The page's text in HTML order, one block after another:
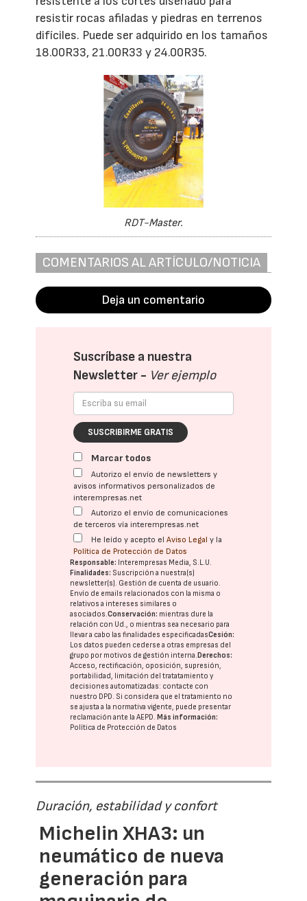
resistir rocas afiladas y piedras en terrenos
difíciles. Puede ser adquirido en los tamaños
18.00R33, 21.00R33 y 24.00R35.
RDT-Master.
COMENTARIOS AL ARTÍCULO/NOTICIA
Deja un comentario
Suscríbase a nuestra
Newsletter - Ver ejemplo
SUSCRIBIRME GRATIS
Marcar todos
Autorizo el envío de newsletters y
avisos informativos personalizados de
interempresas.net
Autorizo el envío de comunicaciones
de terceros vía interempresas.net
He leído y acepto elAviso Legal y la
Política de Protección de Datos
Responsable: Interempresas Media, S.L.U.
Finalidades: Suscripción a nuestra(s)
newsletter(s). Gestión de cuenta de usuario.
Envío de emails relacionados con la misma o
relativos a intereses similares o
asociados.Conservación: mientras dure la
relación con Ud., o mientras sea necesario para
llevar a cabo las finalidades especificadasCesión:
Los datos pueden cederse a otras empresas del
grupo por motivos de gestión interna.Derechos:
Acceso, rectificación, oposición, supresión,
portabilidad, limitación del tratatamiento y
decisiones automatizadas: contacte con
nuestro DPD. Si considera que el tratamiento no
se ajusta a la normativa vigente, puede presentar
reclamación ante laAEPD.Más información:
Política de Protección de Datos
Duración, estabilidad y confort
Michelin XHA3: un
neumático de nueva
generación para